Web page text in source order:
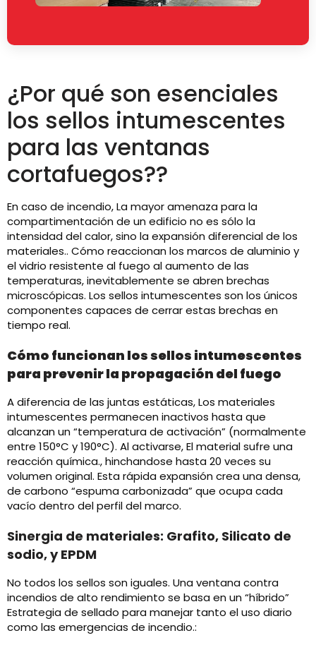
¿Por qué son esenciales
los sellos intumescentes
para las ventanas
cortafuegos??
En caso de incendio, La mayor amenaza para la
compartimentación de un edificio no es sólo la
intensidad del calor, sino la expansión diferencial de los
materiales.. Cómo reaccionan los marcos de aluminio y
el vidrio resistente al fuego al aumento de las
temperaturas, inevitablemente se abren brechas
microscópicas. Los sellos intumescentes son los únicos
componentes capaces de cerrar estas brechas en
tiempo real.
Cómo funcionan los sellos intumescentes
para prevenir la propagación del fuego
A diferencia de las juntas estáticas, Los materiales
intumescentes permanecen inactivos hasta que
alcanzan un “temperatura de activación” (normalmente
entre 150°C y 190°C). Al activarse, El material sufre una
reacción química., hinchandose hasta 20 veces su
volumen original. Esta rápida expansión crea una densa,
de carbono “espuma carbonizada” que ocupa cada
vacío dentro del perfil del marco.
Sinergia de materiales: Grafito, Silicato de
sodio, y EPDM
No todos los sellos son iguales. Una ventana contra
incendios de alto rendimiento se basa en un “híbrido”
Estrategia de sellado para manejar tanto el uso diario
como las emergencias de incendio.: